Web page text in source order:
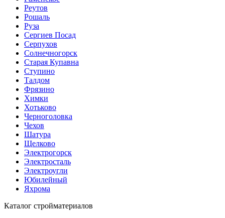
Реутов
Рошаль
Руза
Сергиев Посад
Серпухов
Солнечногорск
Старая Купавна
Ступино
Талдом
Фрязино
Химки
Хотьково
Черноголовка
Чехов
Шатура
Щелково
Электрогорск
Электросталь
Электроугли
Юбилейный
Яхрома
Каталог стройматериалов